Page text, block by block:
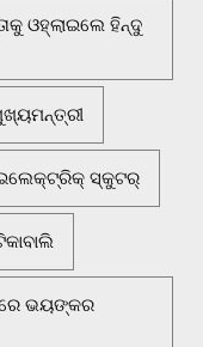
ଓହ୍ଲାଇଲେ ହିନ୍ଦୁ
ଇଲେକ୍ଟ୍ରିକ୍ ସ୍କୁଟର୍
ଭୟଙ୍କର